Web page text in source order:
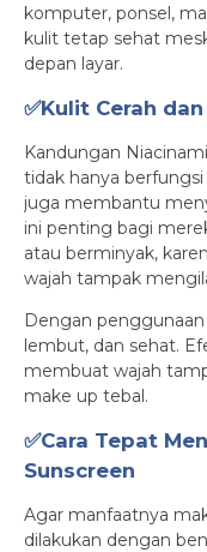
komputer, ponsel,
kulit tetap sehat
depan layar.
✅Kulit Cerah
Kandungan
tidak hanya
juga membantu
ini penting bagi
atau berminyak,
wajah tampak
Dengan
lembut, dan sehat.
membuat wajah
make up tebal.
✅Cara Tepat
Sunscreen
Agar manfaatnya
dilakukan dengan